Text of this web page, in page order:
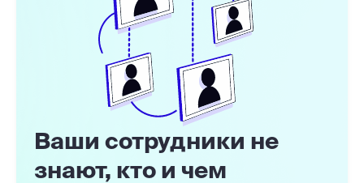
Ваши сотрудники не
знают, кто и чем